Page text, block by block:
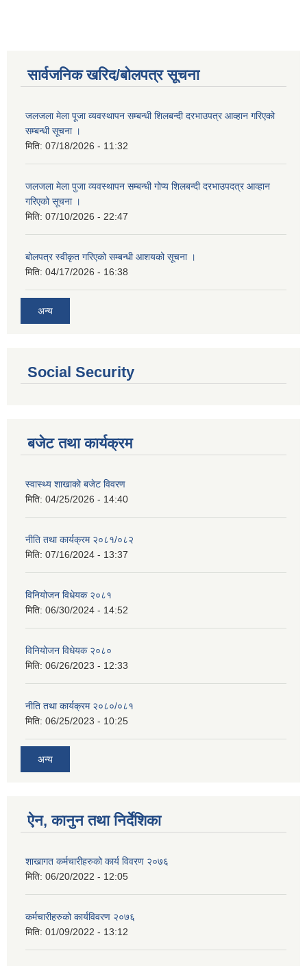
सार्वजनिक खरिद/बोलपत्र सूचना
जलजला मेला पूजा व्यवस्थापन सम्बन्धी शिलबन्दी दरभाउपत्र आव्हान गरिएको
सम्बन्धी सूचना ।
मिति: 07/18/2026 - 11:32
जलजला मेला पुजा व्यवस्थापन सम्बन्धी गोप्य शिलबन्दी दरभाउपदत्र आव्हान
गरिएको सूचना ।
मिति: 07/10/2026 - 22:47
बोलपत्र स्वीकृत गरिएको सम्बन्धी आशयको सूचना ।
मिति: 04/17/2026 - 16:38
अन्य
Social Security
बजेट तथा कार्यक्रम
स्वास्थ्य शाखाको बजेट विवरण
मिति: 04/25/2026 - 14:40
नीति तथा कार्यक्रम २०८१/०८२
मिति: 07/16/2024 - 13:37
विनियोजन विधेयक २०८१
मिति: 06/30/2024 - 14:52
विनियोजन विधेयक २०८०
मिति: 06/26/2023 - 12:33
नीति तथा कार्यक्रम २०८०/०८१
मिति: 06/25/2023 - 10:25
अन्य
ऐन, कानुन तथा निर्देशिका
शाखागत कर्मचारीहरुको कार्य विवरण २०७६
मिति: 06/20/2022 - 12:05
कर्मचारीहरुको कार्यविवरण २०७६
मिति: 01/09/2022 - 13:12